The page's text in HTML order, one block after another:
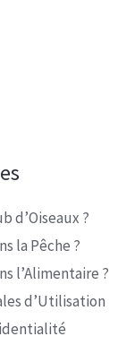
d’Oiseaux ?
la Pêche ?
l’Alimentaire ?
d’Utilisation